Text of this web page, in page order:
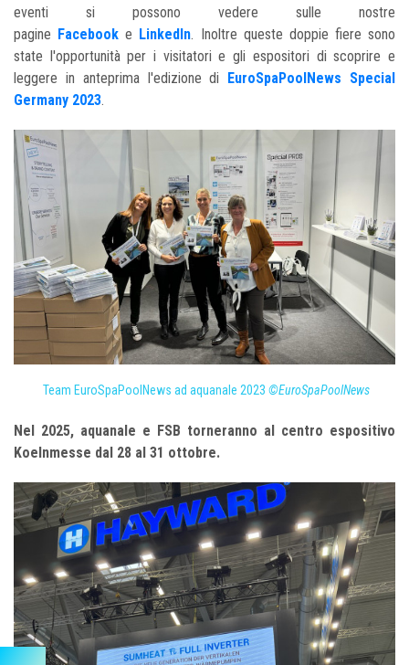
eventi si possono vedere sulle nostre
pagine Facebook e LinkedIn. Inoltre queste doppie fiere sono
state l'opportunità per i visitatori e gli espositori di scoprire e
leggere in anteprima l'edizione di EuroSpaPoolNews Special
Germany 2023.
Team EuroSpaPoolNews ad aquanale 2023 ©EuroSpaPoolNews
Nel 2025, aquanale e FSB torneranno al centro espositivo
Koelnmesse dal 28 al 31 ottobre.